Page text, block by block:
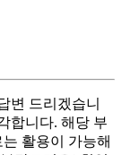
변 드리겠습니
합니다. 해당 부
활용이 가능해